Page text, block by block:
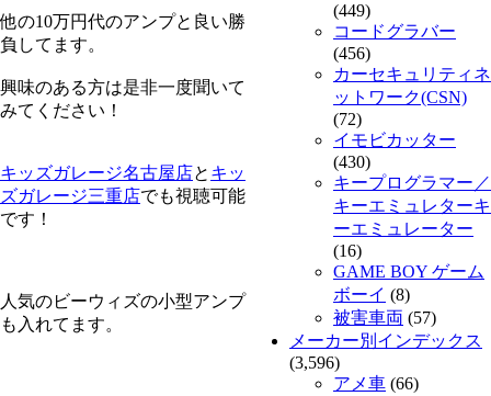
他の10万円代のアンプと良い勝
負してます。
興味のある方は是非一度聞いて
みてください！
キッズガレージ名古屋店と キッ
ズガレージ三重店でも視聴可能
です！
人気のビーウィズの小型アンプ
も入れてます。
(449)
コードグラバー
(456)
カーセキュリティネ
ットワーク(CSN)
(72)
イモビカッター
(430)
キープログラマー／
キーエミュレターキ
ーエミュレーター
(16)
GAME BOY ゲーム
ボーイ (8)
被害車両 (57)
メーカー別インデックス
(3,596)
アメ車 (66)